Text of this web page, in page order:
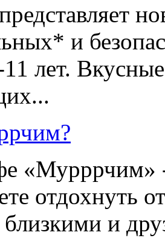
и
11 лет.
«Мурррчим»
отдохнуть
и